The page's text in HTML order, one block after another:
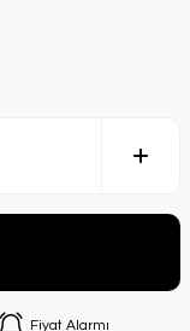
Fiyat Alarmı